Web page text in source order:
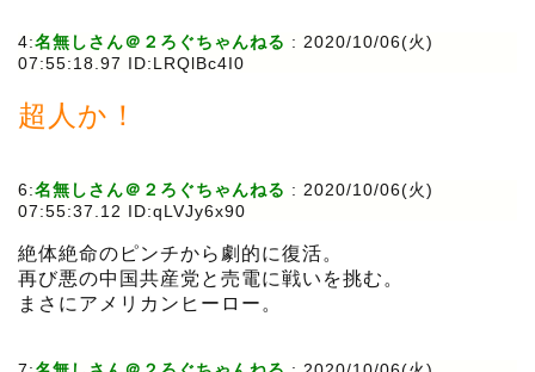
4:名無しさん＠２ろぐちゃんねる : 2020/10/06(火)
07:55:18.97 ID:LRQlBc4I0
超人か！
6:名無しさん＠２ろぐちゃんねる : 2020/10/06(火)
07:55:37.12 ID:qLVJy6x90
絶体絶命のピンチから劇的に復活。
再び悪の中国共産党と売電に戦いを挑む。
まさにアメリカンヒーロー。